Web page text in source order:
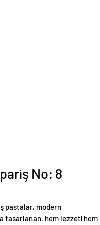
No: 8
pastalar, modern
tasarlanan, hem lezzeti hem